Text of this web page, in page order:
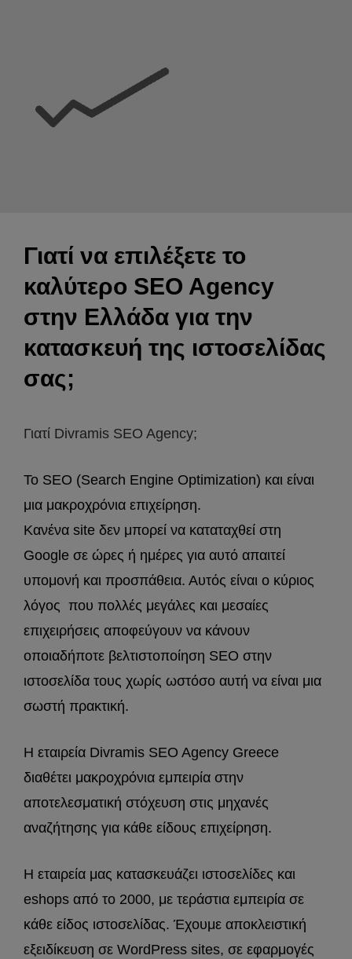
Γιατί να επιλέξετε το
καλύτερο SEO Agency
στην Ελλάδα για την
κατασκευή της ιστοσελίδας
σας;
Γιατί Divramis SEO Agency;
Το SEO (Search Engine Optimization) και είναι
μια μακροχρόνια επιχείρηση.
Κανένα site δεν μπορεί να καταταχθεί στη
Google σε ώρες ή ημέρες για αυτό απαιτεί
υπομονή και προσπάθεια. Αυτός είναι ο κύριος
λόγος που πολλές μεγάλες και μεσαίες
επιχειρήσεις αποφεύγουν να κάνουν
οποιαδήποτε βελτιστοποίηση SEO στην
ιστοσελίδα τους χωρίς ωστόσο αυτή να είναι μια
σωστή πρακτική.
Η εταιρεία Divramis SEO Agency Greece
διαθέτει μακροχρόνια εμπειρία στην
αποτελεσματική στόχευση στις μηχανές
αναζήτησης για κάθε είδους επιχείρηση.
Η εταιρεία μας κατασκευάζει ιστοσελίδες και
eshops από το 2000, με τεράστια εμπειρία σε
κάθε είδος ιστοσελίδας. Έχουμε αποκλειστική
εξειδίκευση σε WordPress sites, σε εφαρμογές